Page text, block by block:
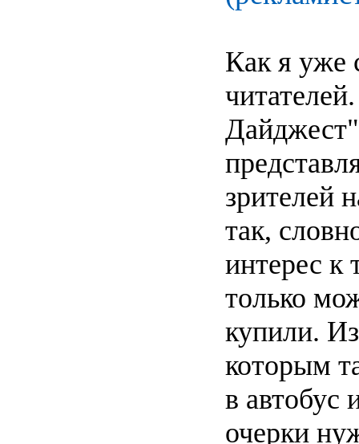
Как я уже
зрителей
так,
интерес к
только
купили.
которым
в автобус
очерки